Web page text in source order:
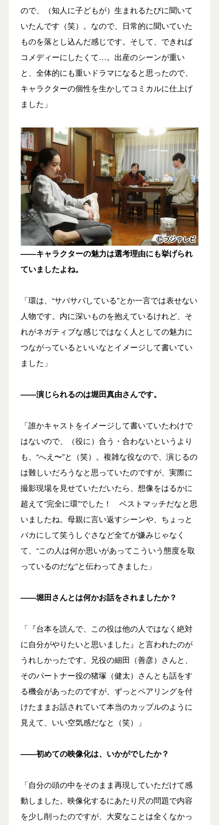
ので、（知人に子どもが）生まれるたびに聞いて
いたんです（笑）。なので、日常的に聞いていた
ものを落とし込んだ感じです。そして、できれば
コメディーにしたくて…。出産のシーンが重い
と、全体的にも重いドラマになると思ったので、
キャラクターの個性を生かしてコミカルに仕上げ
ました」
――キャラクターの魅力は選考理由にも挙げられ
ていましたよね。
「環は、“サバサバしている”とか一言では表せない
人物です。内に深いものを抱えているけれど、そ
れがネガティブな感じではなく人としての魅力に
つながっているといいなとイメージして書いてい
ました」
――演じられるのは堀田真由さんです。
「誰かキャストをイメージして書いていたわけで
はないので、（役に）合う・合わないというより
も、“へえ〜”と（笑）。複雑な役なので、演じるの
は難しいだろうなと思っていたのですが、実際に
撮影現場を見せていただいたら、想像をはるかに
超えて“完全に環”でした！ ベストマッチだなと思
いましたね。母親に言い返すシーンや、ちょっと
バカにして笑うしぐさなど全てが嫌みじゃなく
て、“この人は何か思いがあってこういう態度を取
っているのだな”と伝わってきました」
――堀田さんとは何かお話をされましたか？
「『台本を読んで、この役は他の人ではなく絶対
に自分がやりたいと思いました』と言われたのが
うれしかったです。兄役の細田（善彦）さんと、
そのパートナー役の猪塚（健太）さんとも話をす
る機会があったのですが、ずっとペアリングを付
けたままお話されていて本当のカップルのように
見えて、いい空気感だなと（笑）」
――初めての映像化は、いかがでしたか？
「自分の頭の中をそのまま再現していただけて感
動しました。映像化するにあたり尺の問題で内容
を少し削ったのですが、大変なことは全くなかっ